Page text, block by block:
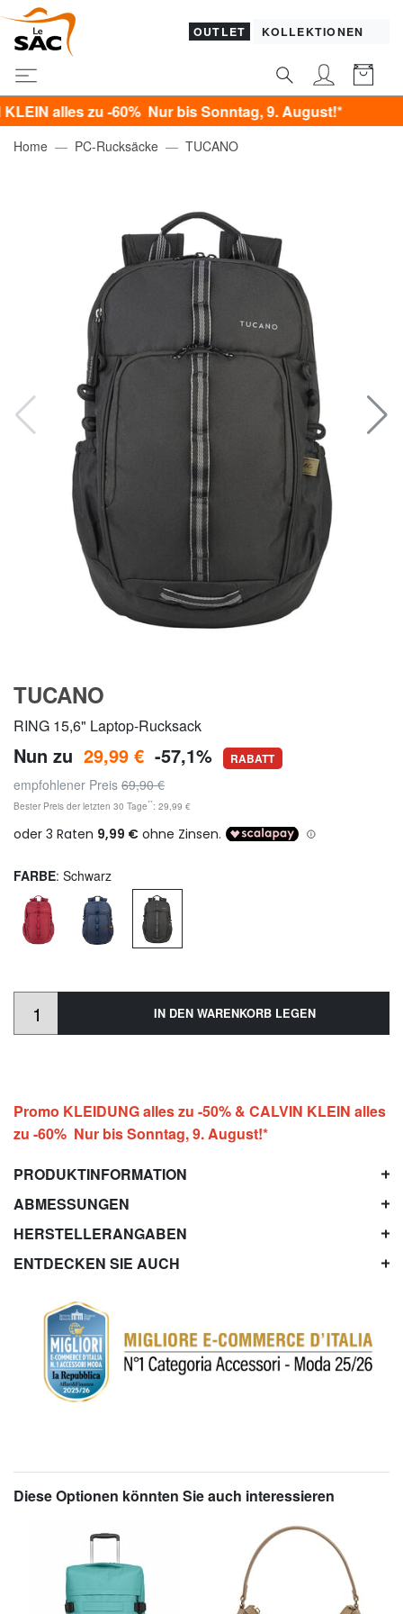
OUTLET KOLLEKTIONEN
alles zu -60% Nur bis Sonntag, 9. August!*
Home PC-Rucksäcke TUCANO
TUCANO
RING 15,6" Laptop-Rucksack
Nun zu 29,99 € -57,1% RABATT
empfohlener Preis 69,90 €
Bester Preis der letzten 30 Tage**: 29,99 €
FARBE: Schwarz
IN DEN WARENKORB LEGEN
Promo KLEIDUNG alles zu -50% & CALVIN KLEIN alles
zu -60% Nur bis Sonntag, 9. August!*
PRODUKTINFORMATION
ABMESSUNGEN
HERSTELLERANGABEN
ENTDECKEN SIE AUCH
Diese Optionen könnten Sie auch interessieren